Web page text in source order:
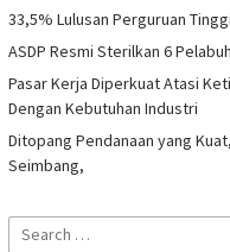
33,5% Lulusan Perguruan
ASDP Resmi Sterilkan 6
Pasar Kerja Diperkuat Atasi
Dengan Kebutuhan Industri
Ditopang Pendanaan yang
Seimbang,
Search